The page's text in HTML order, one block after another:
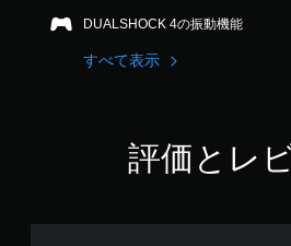
DUALSHOCK 4の振動機能
すべて表示
評価とレ